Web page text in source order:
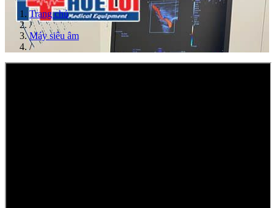
Trang chủ
/
Máy siêu âm
/